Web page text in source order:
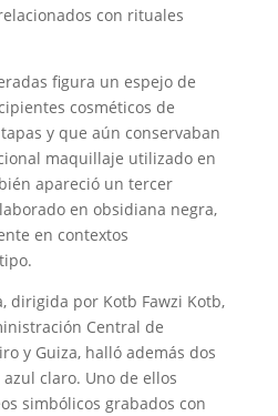
con rituales
figura un espejo de
cosméticos de
y que aún conservaban
maquillaje utilizado en
apareció un tercer
en obsidiana negra,
en contextos
dirigida por Kotb Fawzi Kotb,
Central de
y Guiza, halló además dos
claro. Uno de ellos
simbólicos grabados con